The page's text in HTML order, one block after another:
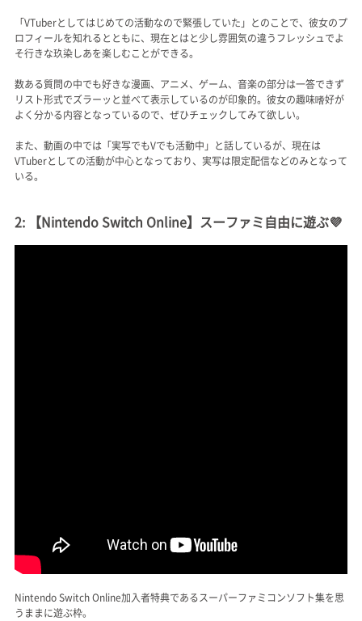
「VTuberとしてはじめての活動なので緊張していた」とのことで、彼女のプ
ロフィールを知れるとともに、現在とはと少し雰囲気の違うフレッシュでよ
そ行きな玖染しあを楽しむことができる。
数ある質問の中でも好きな漫画、アニメ、ゲーム、音楽の部分は一答できず
リスト形式でズラーッと並べて表示しているのが印象的。彼女の趣味嗜好が
よく分かる内容となっているので、ぜひチェックしてみて欲しい。
また、動画の中では「実写でもVでも活動中」と話しているが、現在は
VTuberとしての活動が中心となっており、実写は限定配信などのみとなって
いる。
2: 【Nintendo Switch Online】スーファミ自由に遊ぶ💜
Nintendo Switch Online加入者特典であるスーパーファミコンソフト集を思
うままに遊ぶ枠。